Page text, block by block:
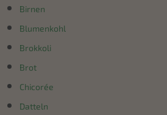
Birnen
Blumenkohl
Brokkoli
Brot
Chicorée
Datteln